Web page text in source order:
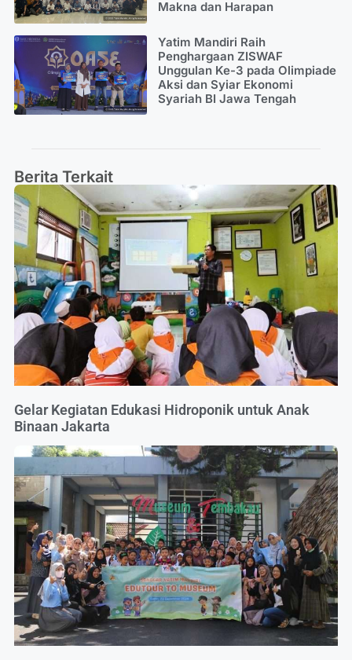
Makna dan Harapan
Yatim Mandiri Raih
Penghargaan ZISWAF
Unggulan Ke-3 pada Olimpiade
Aksi dan Syiar Ekonomi
Syariah BI Jawa Tengah
Berita Terkait
Gelar Kegiatan Edukasi Hidroponik untuk Anak
Binaan Jakarta